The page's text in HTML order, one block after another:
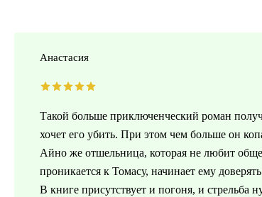
Анастасия
Такой больше приключенческий роман
хочет его убить. При этом чем больше он
Айно же отшельница, которая не любит
проникается к Томасу, начинает ему
В книге присутствует и погоня, и стрельба